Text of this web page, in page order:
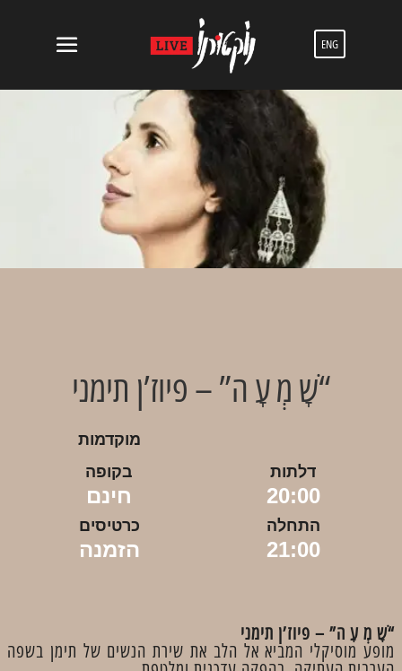
ENG
“ׁשָ מְ עָ ה” – פיוז’ן תימני
מוקדמות
דלתות
20:00
בקופה
חינם
התחלה
21:00
כרטיסים
הזמנה
“ׁשָ מְ עָ ה” – פיוז’ן תימני
מופע מוסיקלי המביא אל הלב את שירת הנשים של תימן בשפה